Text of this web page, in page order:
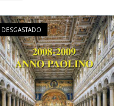
DESGASTADO